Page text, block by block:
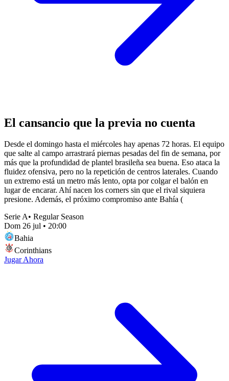
El cansancio que la previa no cuenta
Desde el domingo hasta el miércoles hay apenas 72 horas. El equipo
que salte al campo arrastrará piernas pesadas del fin de semana, por
más que la profundidad de plantel brasileña sea buena. Eso ataca la
fluidez ofensiva, pero no la repetición de centros laterales. Cuando
un extremo está un metro más lento, opta por colgar el balón en
lugar de encarar. Ahí nacen los corners sin que el rival siquiera
presione. Además, el próximo compromiso ante Bahía (
Serie A• Regular Season
Dom 26 jul • 20:00
Bahia
Corinthians
Jugar Ahora